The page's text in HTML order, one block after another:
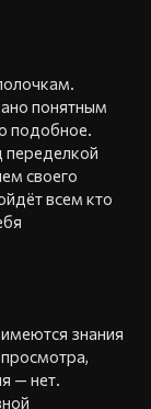
понятным
подобное.
переделкой
своего
всем кто
знания
— нет.